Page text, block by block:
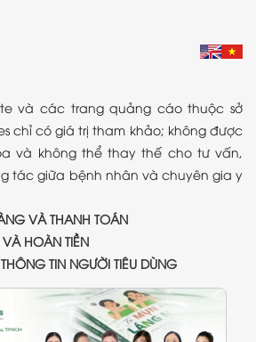
và các trang quảng cáo thuộc sở
chỉ có giá trị tham khảo; không được
và không thể thay thế cho tư vấn,
tác giữa bệnh nhân và chuyên gia y
VÀ THANH TOÁN
HOÀN TIỀN
TIN NGƯỜI TIÊU DÙNG